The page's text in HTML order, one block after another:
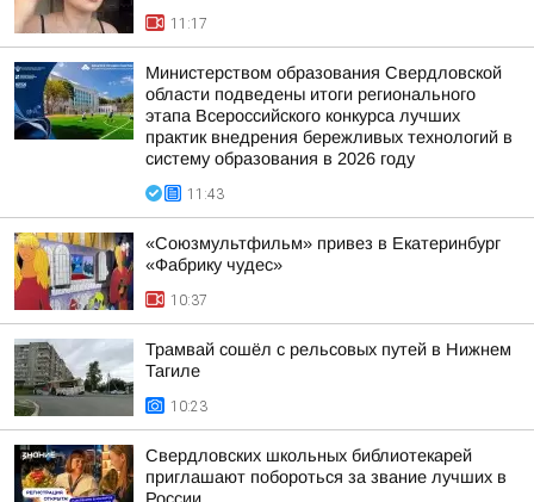
11:17
Министерством образования Свердловской
области подведены итоги регионального
этапа Всероссийского конкурса лучших
практик внедрения бережливых технологий в
систему образования в 2026 году
11:43
«Союзмультфильм» привез в Екатеринбург
«Фабрику чудес»
10:37
Трамвай сошёл с рельсовых путей в Нижнем
Тагиле
10:23
Свердловских школьных библиотекарей
приглашают побороться за звание лучших в